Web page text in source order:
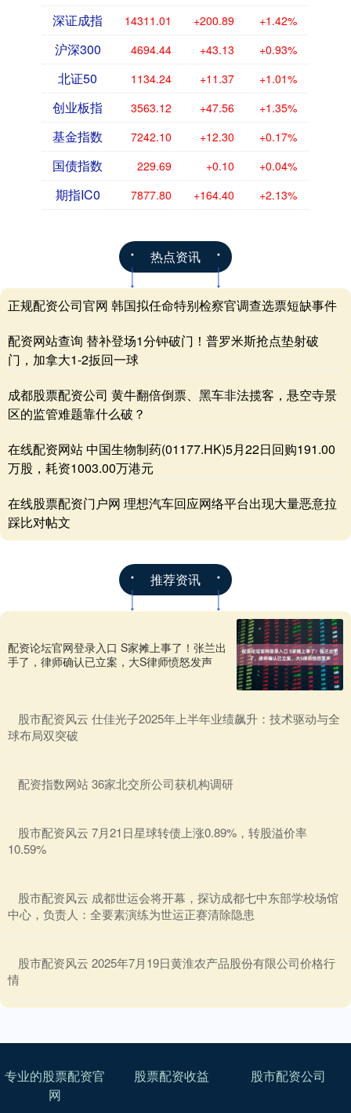
深证成指 14311.01 +200.89 +1.42%
沪深300 4694.44 +43.13 +0.93%
北证50 1134.24 +11.37 +1.01%
创业板指 3563.12 +47.56 +1.35%
基金指数 7242.10 +12.30 +0.17%
国债指数 229.69 +0.10 +0.04%
期指IC0 7877.80 +164.40 +2.13%
热点资讯
正规配资公司官网 韩国拟任命特别检察官调查选票短缺事件
配资网站查询 替补登场1分钟破门！普罗米斯抢点垫射破
门，加拿大1-2扳回一球
成都股票配资公司 黄牛翻倍倒票、黑车非法揽客，悬空寺景
区的监管难题靠什么破？
在线配资网站 中国生物制药(01177.HK)5月22日回购191.00
万股，耗资1003.00万港元
在线股票配资门户网 理想汽车回应网络平台出现大量恶意拉
踩比对帖文
推荐资讯
配资论坛官网登录入口 S家摊上事了！张兰出
手了，律师确认已立案，大S律师愤怒发声
​股市配资风云 仕佳光子2025年上半年业绩飙升：技术驱动与全
球布局双突破
​配资指数网站 36家北交所公司获机构调研
​股市配资风云 7月21日星球转债上涨0.89%，转股溢价率
10.59%
​股市配资风云 成都世运会将开幕，探访成都七中东部学校场馆
中心，负责人：全要素演练为世运正赛清除隐患
​股市配资风云 2025年7月19日黄淮农产品股份有限公司价格行
情
专业的股票配资官
网
股票配资收益 股市配资公司